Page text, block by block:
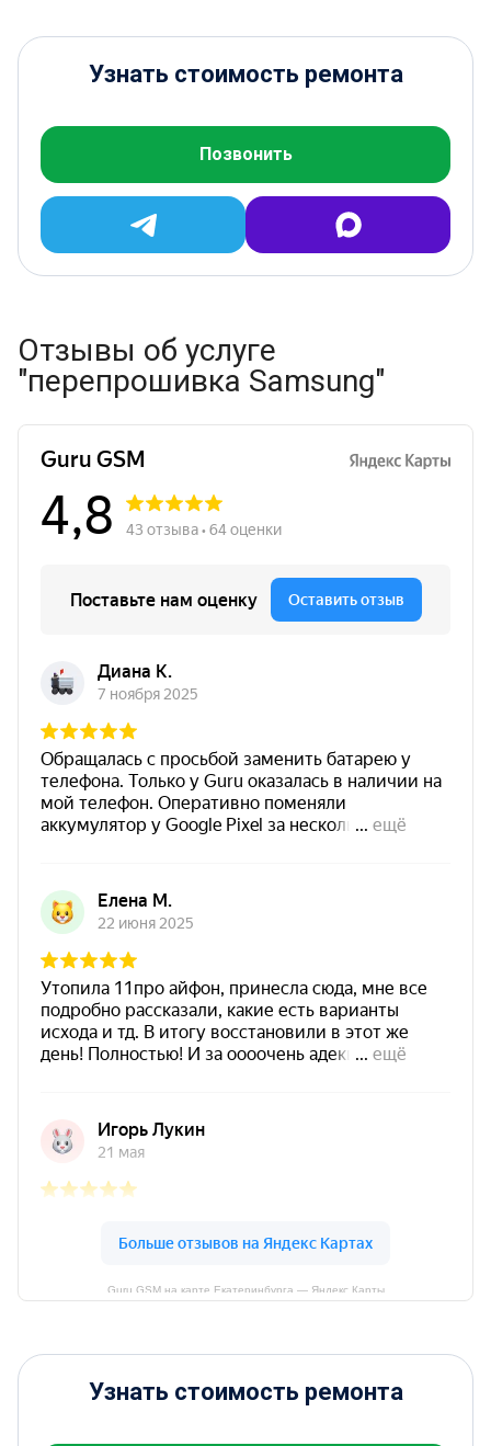
Узнать стоимость ремонта
Позвонить
Отзывы об услуге
"перепрошивка Samsung"
Guru GSM на карте Екатеринбурга — Яндекс Карты
Узнать стоимость ремонта